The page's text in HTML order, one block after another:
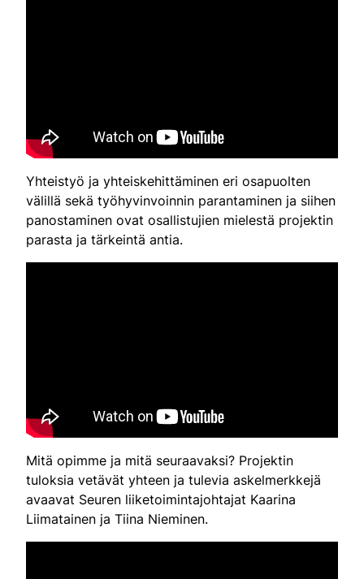
Yhteistyö ja yhteiskehittäminen eri osapuolten
välillä sekä työhyvinvoinnin parantaminen ja siihen
panostaminen ovat osallistujien mielestä projektin
parasta ja tärkeintä antia.
Mitä opimme ja mitä seuraavaksi? Projektin
tuloksia vetävät yhteen ja tulevia askelmerkkejä
avaavat Seuren liiketoimintajohtajat Kaarina
Liimatainen ja Tiina Nieminen.